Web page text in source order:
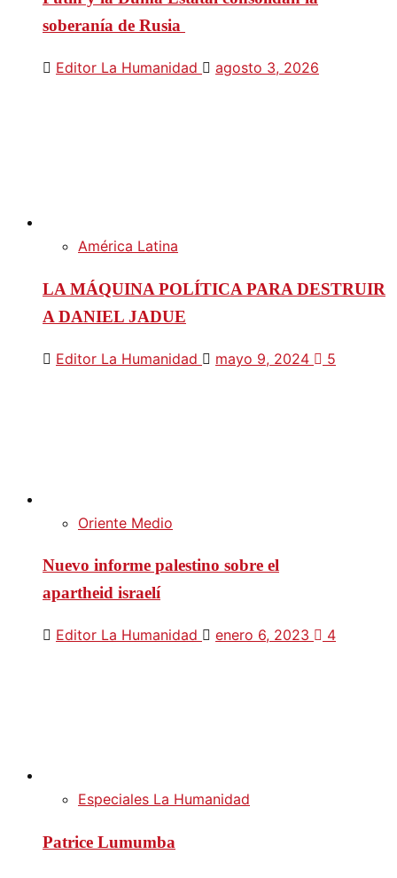
soberanía de Rusia
Editor La Humanidad agosto 3, 2026
América Latina
LA MÁQUINA POLÍTICA PARA DESTRUIR
A DANIEL JADUE
Editor La Humanidad mayo 9, 2024 5
Oriente Medio
Nuevo informe palestino sobre el
apartheid israelí
Editor La Humanidad enero 6, 2023 4
Especiales La Humanidad
Patrice Lumumba